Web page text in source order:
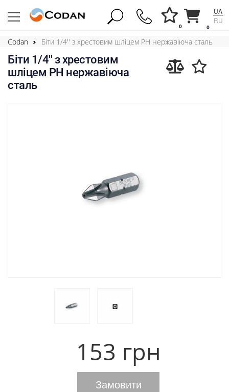
0
0
UA
RU
Codan Біти 1/4'' з хрестовим шліцем РН нержавіюча сталь
Біти 1/4'' з хрестовим
шліцем РН нержавіюча
сталь
153 грн
Замовити